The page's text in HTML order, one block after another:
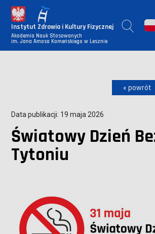
Instytut Zdrowia i Kultury Fizycznej
Akademia Nauk Stosowanych
im. Jana Amosa Komeńskiego w Lesznie
« powrót
Data publikacji: 19 maja 2026
Światowy Dzień
Tytoniu